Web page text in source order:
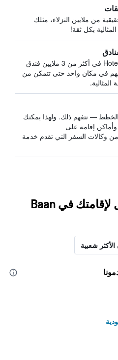
من ملايين النزلاء، مثلك
بكل ثقة!
يبحث HotelsCombined في أكثر من 3 ملايين فندق
في مكان واحد حتى تتمكن من
المثالية.
الخطط — نتفهم ذلك. ولهذا يمكنك
إقامة على
HotelsCombined من وكالات السفر التي تقدم خدمة
اعثر على نتائج أفضل لإقامتك في Baan
شعبية